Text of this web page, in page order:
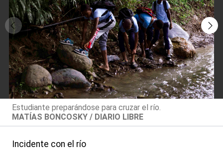
Estudiante preparándose para cruzar el río.
MATÍAS BONCOSKY / DIARIO LIBRE
Incidente con el río